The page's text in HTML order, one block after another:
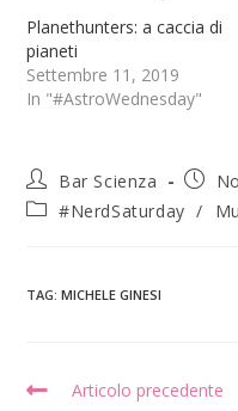
Planethunters: a caccia di
pianeti
Settembre 11, 2019
In "#AstroWednesday"
Bar Scienza
#NerdSaturday /
TAG:MICHELE GINESI
Articolo precedente